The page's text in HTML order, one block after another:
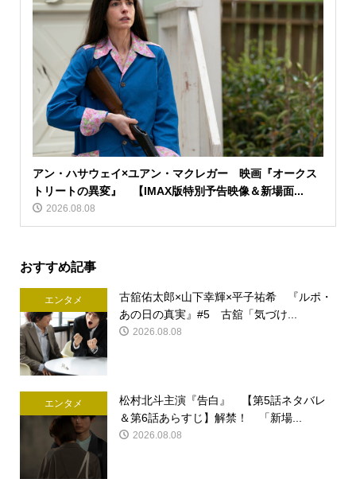
アン・ハサウェイ×ユアン・マクレガー 映画『オークス
トリートの異変』 【IMAX版特別予告映像＆新場面...
2026.08.08
おすすめ記事
エンタメ
古舘佑太郎×山下幸輝×平子祐希 『ルポ・
あの日の真実』#5 古舘「気づけ...
2026.08.08
エンタメ
松村北斗主演『告白』 【第5話ネタバレ
＆第6話あらすじ】解禁！ 「新場...
2026.08.08